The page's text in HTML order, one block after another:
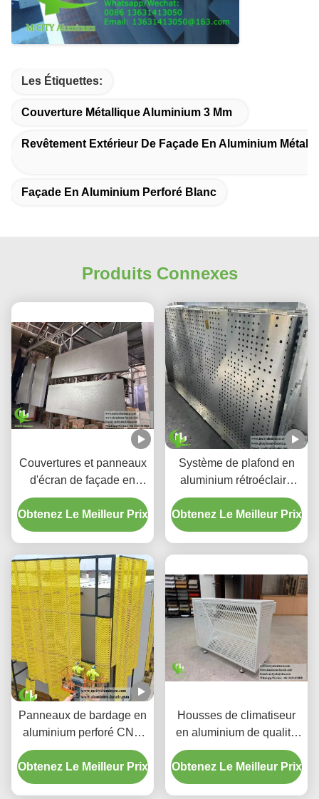
Les Étiquettes:
Couverture Métallique Aluminium 3 Mm
Revêtement Extérieur De Façade En Aluminium
Façade En Aluminium Perforé Blanc
Produits Connexes
Couvertures et panneaux
d'écran de façade en
aluminium perforé à
dégradé personnalisé
Obtenez Le Meilleur Prix
Système de plafond en
aluminium rétroéclairé
perforé personnalisé avec
boîtier LED intégré et
motifs de découpe laser
Obtenez Le Meilleur Prix
Panneaux de bardage en
aluminium perforé CNC
personnalisés avec
alliage 3003 H14/H24 et
revêtement PVDF pour
Obtenez Le Meilleur Prix
Housses de climatiseur
en aluminium de qualité
supérieure | Écrans de
protection décoratifs
Obtenez Le Meilleur Prix